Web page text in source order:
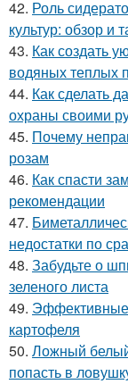
42. Роль
культур: обзор и
43. Как создать
водяных теплых
44. Как сделать
охраны своими
45. Почему
розам
46. Как спасти
рекомендации
47.
недостатки по
48. Забудьте о
зеленого листа
49. Эффективные
картофеля
50. Ложный
попасть в